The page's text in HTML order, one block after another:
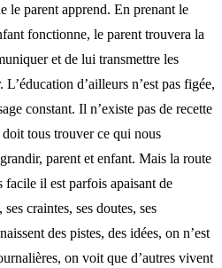
le parent apprend. En prenant le
fonctionne, le parent trouvera la
et de lui transmettre les
d’ailleurs n’est pas figée,
constant. Il n’existe pas de recette
tous trouver ce qui nous
parent et enfant. Mais la route
facile il est parfois apaisant de
craintes, ses doutes, ses
des pistes, des idées, on n’est
on voit que d’autres vivent